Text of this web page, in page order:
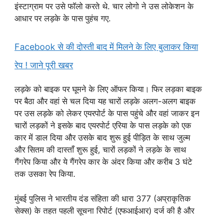
इंस्टाग्राम पर उसे फॉलो करते थे. चार लोगो ने उस लोकेशन के
आधार पर लड़के के पास पुहंच गए.
Facebook से की दोस्ती बाद में मिलने के लिए बुलाकर किया
रेप ! जाने पूरी खबर
लड़के को बाइक पर घूमने के लिए ऑफर किया। फिर लड़का बाइक
पर बैठा और वहां से चल दिया यह चारों लड़के अलग-अलग बाइक
पर उस लड़के को लेकर एयरपोर्ट के पास पहुंचे और वहां जाकर इन
चारों लड़कों ने इसके बाद एयरपोर्ट एरिया के पास लड़के को एक
कार में डाल दिया और उसके बाद शुरू हुई पीड़ित के साथ जुल्म
और सितम की दास्ताँ शुरू हुई, चारों लड़कों ने लड़के के साथ
गैंगरेप किया और ये गैंगरेप कार के अंदर किया और करीब 3 घंटे
तक उसका रेप किया.
मुंबई पुलिस ने भारतीय दंड संहिता की धारा 377 (अप्राकृतिक
सेक्स) के तहत पहली सूचना रिपोर्ट (एफआईआर) दर्ज की है और